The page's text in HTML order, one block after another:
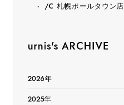
/C 札幌ポールタウン店
urnis's ARCHIVE
2026年
2025年